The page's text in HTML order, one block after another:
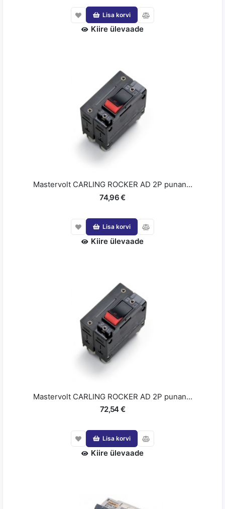
Lisa korvi
Kiire ülevaade
Mastervolt CARLING ROCKER AD 2P punan...
74,96 €
Lisa korvi
Kiire ülevaade
Mastervolt CARLING ROCKER AD 2P punan...
72,54 €
Lisa korvi
Kiire ülevaade